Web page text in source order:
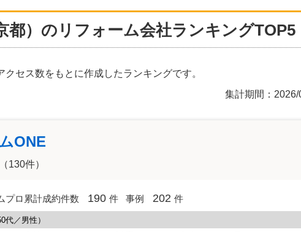
都）のリフォーム会社ランキングTOP5
セス数をもとに作成したランキングです。
集計期間：
ONE
（130件）
プロ累計成約件数 190 件 事例 202 件
代／男性）